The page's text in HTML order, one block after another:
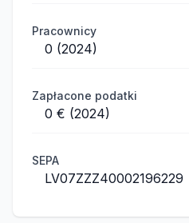
Pracownicy
0 (2024)
Zapłacone podatki
0 € (2024)
SEPA
LV07ZZZ40002196229